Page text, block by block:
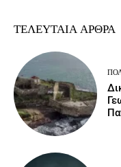
ΤΕΛΕΥΤΑΊΑ ΆΡΘΡΑ